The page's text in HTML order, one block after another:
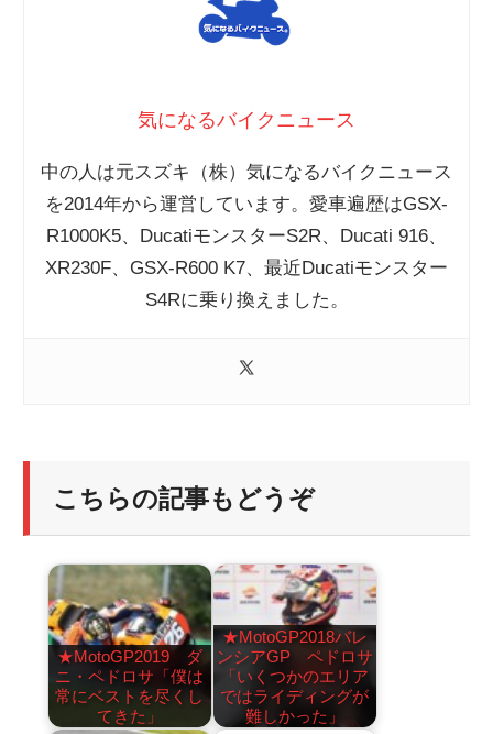
気になるバイクニュース
中の人は元スズキ（株）気になるバイクニュース
を2014年から運営しています。愛車遍歴はGSX-
R1000K5、DucatiモンスターS2R、Ducati 916、
XR230F、GSX-R600 K7、最近Ducatiモンスター
S4Rに乗り換えました。
こちらの記事もどうぞ
★MotoGP2019 ダ
ニ・ペドロサ「僕は
常にベストを尽くし
てきた」
★MotoGP2018バレ
ンシアGP ペドロサ
「いくつかのエリア
ではライディングが
難しかった」